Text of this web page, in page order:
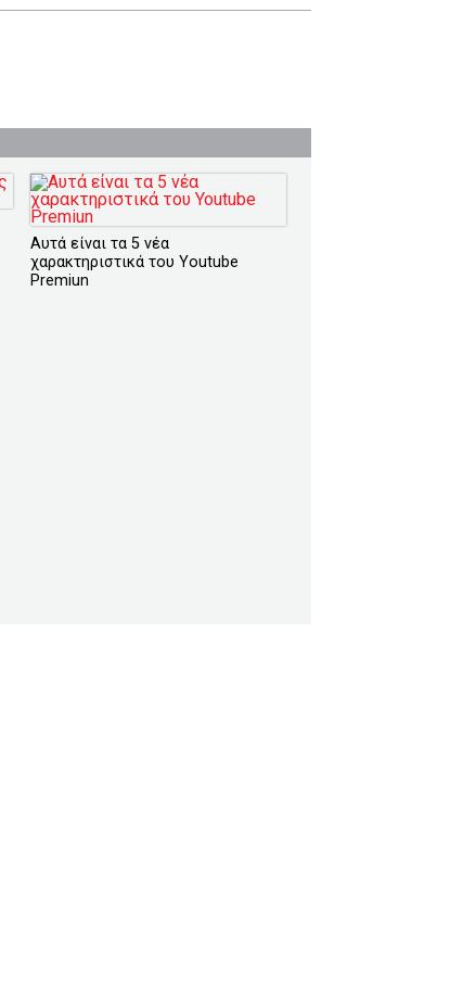
Αυτά είναι τα 5 νέα
χαρακτηριστικά του Youtube
Premiun